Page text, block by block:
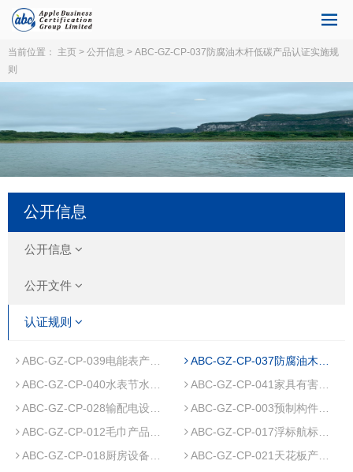
当前位置： 主页 > 公开信息 > ABC-GZ-CP-037防腐油木杆低碳产品认证实施规
则
公开信息
公开信息
公开文件
认证规则
ABC-GZ-CP-039电能表产品碳足迹认证实施规则
ABC-GZ-CP-037防腐油木杆低碳产品认证实施规则
ABC-GZ-CP-040水表节水产品认证实施规则
ABC-GZ-CP-041家具有害物质限量产品认证实施规则
ABC-GZ-CP-028输配电设备产品碳足迹认证实施规则
ABC-GZ-CP-003预制构件产品质量认证实施规则
ABC-GZ-CP-012毛巾产品质量认证实施规则
ABC-GZ-CP-017浮标航标产品防进水认证实施规则
ABC-GZ-CP-018厨房设备食品接触产品认证实施规则
ABC-GZ-CP-021天花板产品阻燃认证实施规则